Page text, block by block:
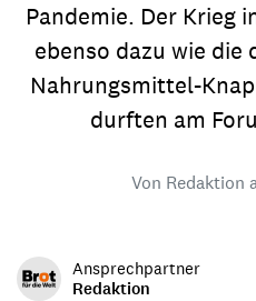
Pandemie. Der Krieg
ebenso dazu wie
Nahrungsmittel-
durften am
Von Redaktion
Ansprechpartner
Redaktion